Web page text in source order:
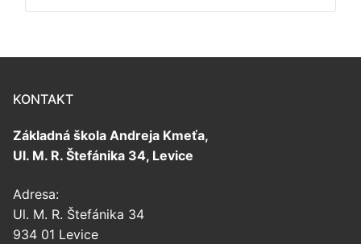
KONTAKT
Základná škola Andreja Kmeťa,
Ul. M. R. Štefánika 34, Levice
Adresa:
Ul. M. R. Štefánika 34
934 01 Levice